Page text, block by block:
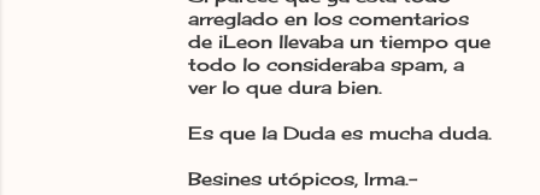
arreglado en los comentarios
de iLeon llevaba un tiempo que
todo lo consideraba spam, a
ver lo que dura bien.
Es que la Duda es mucha duda.
Besines utópicos, Irma.-